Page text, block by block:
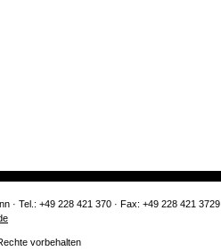
· Tel.: +49 228 421 370 · Fax: +49 228 421 3729
vorbehalten